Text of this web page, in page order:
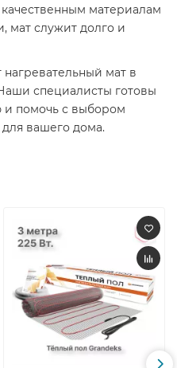
материалам
мат служит долго и
мат в
специалисты готовы
и помочь с выбором
вашего дома.​